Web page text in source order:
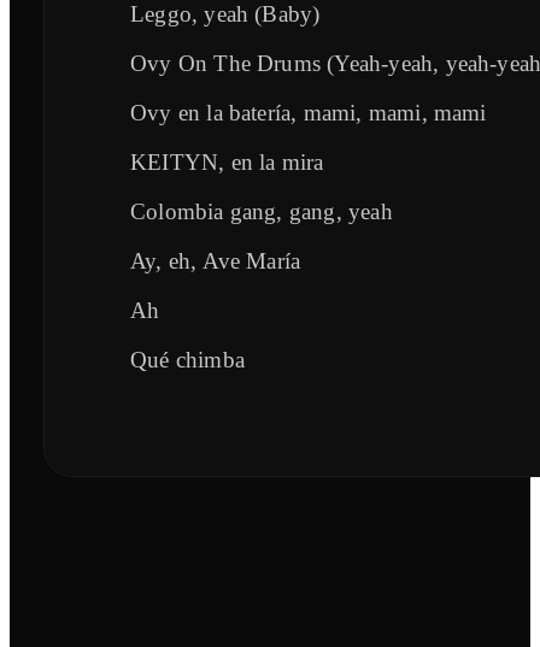
Leggo, yeah (Baby)
Ovy On The Drums (Yeah-yeah, yeah-
Ovy en la batería, mami, mami, mami
KEITYN, en la mira
Colombia gang, gang, yeah
Ay, eh, Ave María
Ah
Qué chimba